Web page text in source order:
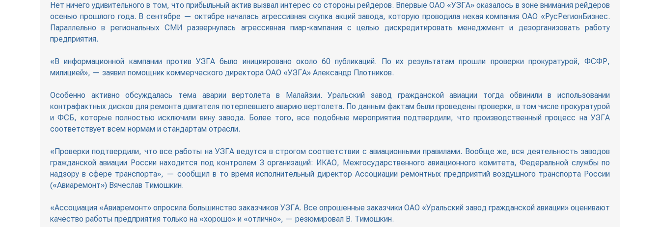
Нет ничего удивительного в том, что прибыльный актив вызвал интерес со стороны рейдеров. Впервые ОАО «УЗГА» оказалось в зоне внимания рейдеров
осенью прошлого года. В сентябре — октябре началась агрессивная скупка акций завода, которую проводила некая компания ОАО «РусРегионБизнес.
Параллельно в региональных СМИ развернулась агрессивная пиар-кампания с целью дискредитировать менеджмент и дезорганизовать работу
предприятия.
«В информационной кампании против УЗГА было инициировано около 60 публикаций. По их результатам прошли проверки прокуратурой, ФСФР,
милицией», — заявил помощник коммерческого директора ОАО «УЗГА» Александр Плотников.
Особенно активно обсуждалась тема аварии вертолета в Малайзии. Уральский завод гражданской авиации тогда обвинили в использовании
контрафактных дисков для ремонта двигателя потерпевшего аварию вертолета. По данным фактам были проведены проверки, в том числе прокуратурой
и ФСБ, которые полностью исключили вину завода. Более того, все подобные мероприятия подтвердили, что производственный процесс на УЗГА
соответствует всем нормам и стандартам отрасли.
«Проверки подтвердили, что все работы на УЗГА ведутся в строгом соответствии с авиационными правилами. Вообще же, вся деятельность заводов
гражданской авиации России находится под контролем 3 организаций: ИКАО, Межгосударственного авиационного комитета, Федеральной службы по
надзору в сфере транспорта», — сообщил в то время исполнительный директор Ассоциации ремонтных предприятий воздушного транспорта России
(«Авиаремонт») Вячеслав Тимошкин.
«Ассоциация «Авиаремонт» опросила большинство заказчиков УЗГА. Все опрошенные заказчики ОАО «Уральский завод гражданской авиации» оценивают
качество работы предприятия только на «хорошо» и «отлично», — резюмировал В. Тимошкин.